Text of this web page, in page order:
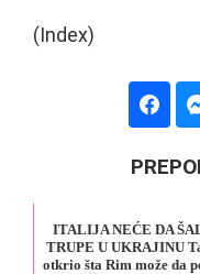
(Index)
ITALIJA NEĆE DA
TRUPE U UKRAJINU
otkrio šta Rim može da